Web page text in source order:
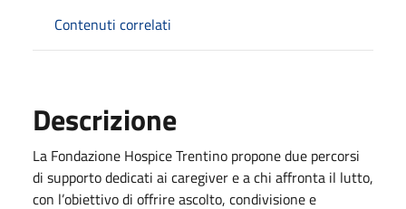
Contenuti correlati
Descrizione
La Fondazione Hospice Trentino propone due percorsi
di supporto dedicati ai caregiver e a chi affronta il lutto,
con l’obiettivo di offrire ascolto, condivisione e